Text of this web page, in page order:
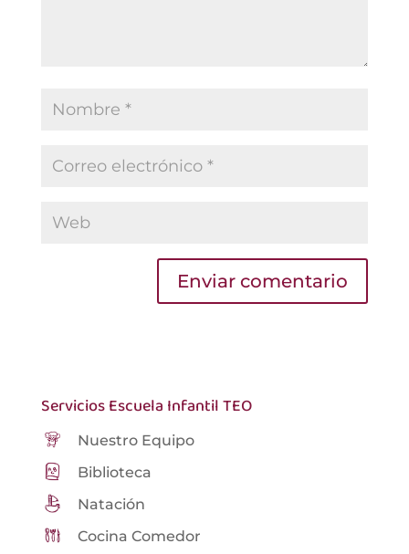
Servicios Escuela Infantil TEO
Nuestro Equipo
Biblioteca
Natación
Cocina Comedor